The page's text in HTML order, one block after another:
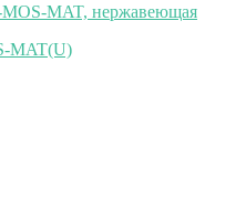
MAT, нержавеющая
MAT(U)